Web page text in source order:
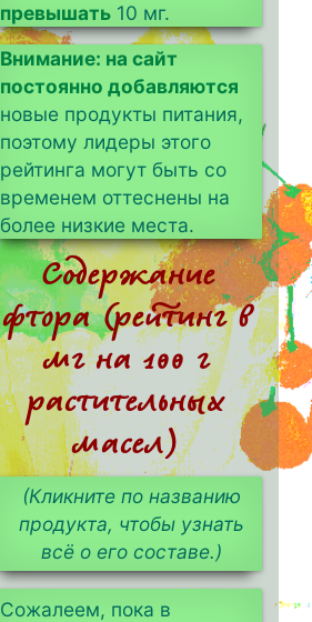
превышать 10 мг.
Внимание: на сайт
постоянно добавляются
новые продукты питания,
поэтому лидеры этого
рейтинга могут быть со
временем оттеснены на
более низкие места.
Содержание
фтора (рейтинг в
мг на 100 г
растительных
масел)
(Кликните по названию
продукта, чтобы узнать
всё о его составе.)
Сожалеем, пока в